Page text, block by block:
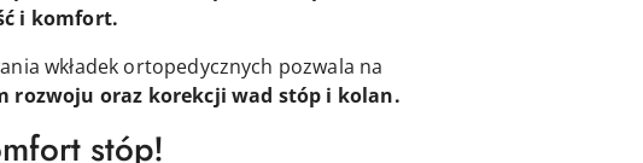
i komfort.
wkładek ortopedycznych pozwala na
oraz korekcji wad stóp i kolan.
stóp!